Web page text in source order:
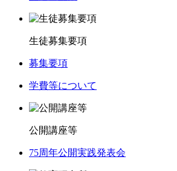
生徒募集要項
募集要項
学費等について
公開講座等
75周年公開実践発表会